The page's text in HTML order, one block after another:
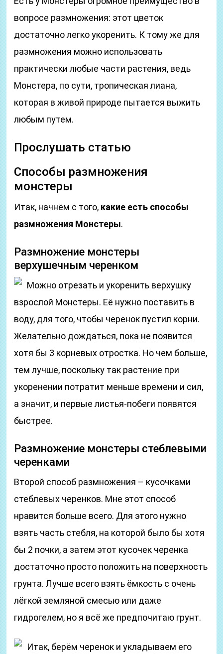
вопросе размножения: этот цветок
достаточно легко укоренить. К тому же для
размножения можно использовать
практически любые части растения, ведь
Монстера, по сути, тропическая лиана,
которая в живой природе пытается выжить
любым путем.
Прослушать статью
Способы размножения
монстеры
Итак, начнём с того, какие есть способы
размножения Монстеры.
Размножение монстеры
верхушечным черенком
Можно отрезать и укоренить верхушку
взрослой Монстеры. Её нужно поставить в
воду, для того, чтобы черенок пустил корни.
Желательно дождаться, пока не появится
хотя бы 3 корневых отростка. Но чем больше,
тем лучше, поскольку так растение при
укоренении потратит меньше времени и сил,
а значит, и первые листья-побеги появятся
быстрее.
Размножение монстеры стеблевыми
черенками
Второй способ размножения – кусочками
стеблевых черенков. Мне этот способ
нравится больше всего. Для этого нужно
взять часть стебля, на которой было бы хотя
бы 2 почки, а затем этот кусочек черенка
достаточно просто положить на поверхность
грунта. Лучше всего взять ёмкость с очень
лёгкой земляной смесью или даже
гидрогелем, но я всё же предпочитаю грунт.
Итак, берём черенок и укладываем его